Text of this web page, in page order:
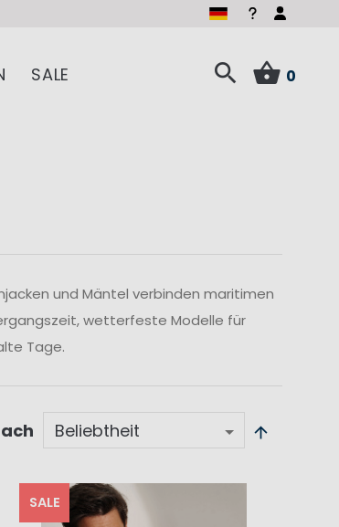
SALE 0
und Mäntel verbinden maritimen
wetterfeste Modelle für
Tage.
SALE